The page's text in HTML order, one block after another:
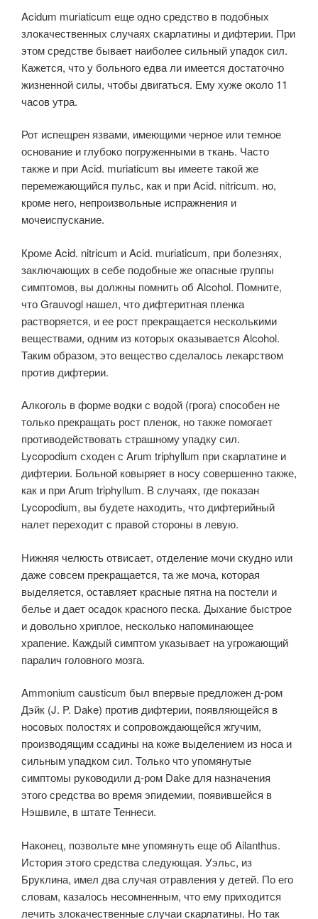
Acidum muriaticum еще одно средство в подобных
злокачественных случаях скарлатины и дифтерии. При
этом средстве бывает наиболее сильный упадок сил.
Кажется, что у больного едва ли имеется достаточно
жизненной силы, чтобы двигаться. Ему хуже около 11
часов утра.
Рот испещрен язвами, имеющими черное или темное
основание и глубоко погруженными в ткань. Часто
также и при Acid. muriaticum вы имеете такой же
перемежающийся пульс, как и при Acid. nitricum. но,
кроме него, непроизвольные испражнения и
мочеиспускание.
Кроме Acid. nitricum и Acid. muriaticum, при болезнях,
заключающих в себе подобные же опасные группы
симптомов, вы должны помнить об Alcohol. Помните,
что Grauvogl нашел, что дифтеритная пленка
растворяется, и ее рост прекращается несколькими
веществами, одним из которых оказывается Alcohol.
Таким образом, это вещество сделалось лекарством
против дифтерии.
Алкоголь в форме водки с водой (грога) способен не
только прекращать рост пленок, но также помогает
противодействовать страшному упадку сил.
Lycopodium сходен с Arum triphyllum при скарлатине и
дифтерии. Больной ковыряет в носу совершенно также,
как и при Arum triphyllum. В случаях, где показан
Lycopodium, вы будете находить, что дифтерийный
налет переходит с правой стороны в левую.
Нижняя челюсть отвисает, отделение мочи скудно или
даже совсем прекращается, та же моча, которая
выделяется, оставляет красные пятна на постели и
белье и дает осадок красного песка. Дыхание быстрое
и довольно хриплое, несколько напоминающее
храпение. Каждый симптом указывает на угрожающий
паралич головного мозга.
Ammonium causticum был впервые предложен д-ром
Дэйк (J. P. Dake) против дифтерии, появляющейся в
носовых полостях и сопровождающейся жгучим,
производящим ссадины на коже выделением из носа и
сильным упадком сил. Только что упомянутые
симптомы руководили д-ром Dake для назначения
этого средства во время эпидемии, появившейся в
Нэшвиле, в штате Теннеси.
Наконец, позвольте мне упомянуть еще об Ailanthus.
История этого средства следующая. Уэльс, из
Бруклина, имел два случая отравления у детей. По его
словам, казалось несомненным, что ему приходится
лечить злокачественные случаи скарлатины. Но так